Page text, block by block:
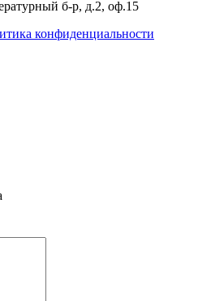
б-р, д.2, оф.15
конфиденциальности